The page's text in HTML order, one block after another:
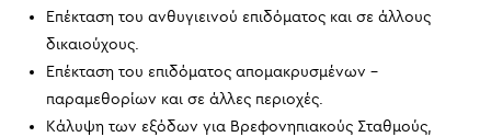
Επέκταση του ανθυγιεινού επιδόματος και σε άλλους
δικαιούχους.
Επέκταση του επιδόματος απομακρυσμένων –
παραμεθορίων και σε άλλες περιοχές.
Κάλυψη των εξόδων για Βρεφονηπιακούς Σταθμούς,